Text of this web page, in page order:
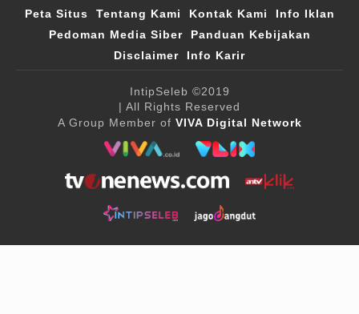
Peta Situs Tentang Kami Kontak Kami
Info Iklan
Pedoman Media Siber
Panduan Kebijakan
Disclaimer
Info Karir
IntipSeleb ©2019
| All Rights Reserved
A Group Member of VIVA Digital Network